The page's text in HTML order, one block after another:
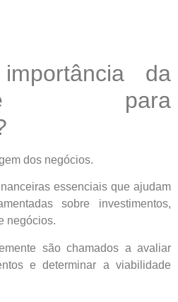
da
para
dos negócios.
essenciais que ajudam
sobre investimentos,
negócios.
são chamados a avaliar
e determinar a viabilidade